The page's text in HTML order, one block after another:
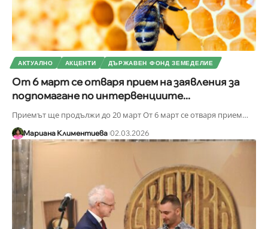
АКТУАЛНО АКЦЕНТИ ДЪРЖАВЕН ФОНД ЗЕМЕДЕЛИЕ
От 6 март се отваря прием на заявления за
подпомагане по интервенциите...
Приемът ще продължи до 20 март От 6 март се отваря прием…
Мариана Климентиева 02.03.2026